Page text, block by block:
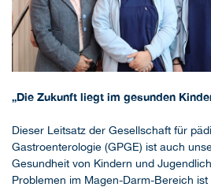
„Die Zukunft liegt im gesunden
Dieser Leitsatz der Gesellschaft für
Gastroenterologie (GPGE) ist auch
Gesundheit von Kindern und
Problemen im Magen-Darm-Bereich